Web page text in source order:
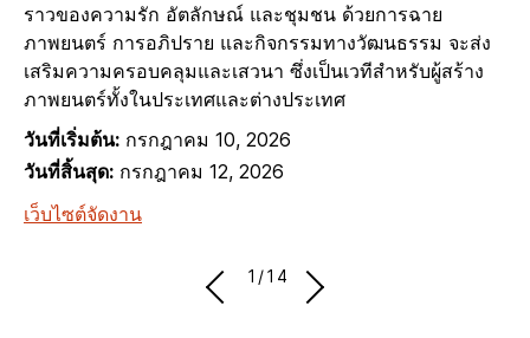
ราวของความรัก อัตลักษณ์ และชุมชน ด้วยการฉาย
ภาพยนตร์ การอภิปราย และกิจกรรมทางวัฒนธรรม จะส่ง
เสริมความครอบคลุมและเสวนา ซึ่งเป็นเวทีสำหรับผู้สร้าง
ภาพยนตร์ทั้งในประเทศและต่างประเทศ
วันที่เริ่มต้น: กรกฎาคม 10, 2026
วันที่สิ้นสุด: กรกฎาคม 12, 2026
เว็บไซต์จัดงาน
1/14